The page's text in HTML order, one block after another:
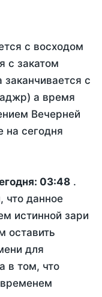
с восходом
с закатом
с
а время
Вечерней
сегодня
03:48 .
данное
истинной зари
оставить
для
в том, что